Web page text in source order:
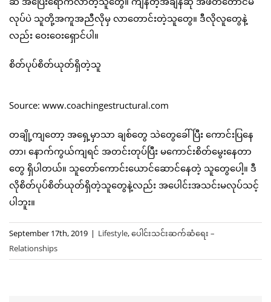
လုပ်ပဲ သူတို့အကူအညီလိုမှ လာတောင်းတဲ့သူတွေ။ ဒီလိုလူတွေနဲ့
လည်း ဝေးဝေးရှောင်ပါ။
စိတ်ပုပ်စိတ်ယုတ်ရှိတဲ့သူ
Source: www.coachingestructural.com
တချို့ကျတော့ အရှေ့မှာသာ ချစ်တွေ သဲတွေခေါ်ပြီး ကောင်းပြနေ
တာ၊ နောက်ကွယ်ကျရင် အတင်းတုပ်ပြီး မကောင်းစိတ်မွေးနေတာ
တွေ ရှိပါတယ်။ သူတော်ကောင်းယောင်ဆောင်နေတဲ့ သူတွေပေါ့။ ဒီ
လိုစိတ်ပုပ်စိတ်ယုတ်ရှိတဲ့သူတွေနဲ့လည်း အပေါင်းအသင်းမလုပ်သင့်
ပါဘူး။
September 17th, 2019 | Lifestyle,ပေါင်းသင်းဆက်ဆံရေး –
Relationships